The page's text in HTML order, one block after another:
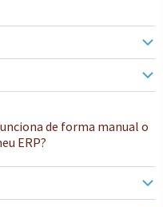
de forma manual o
ERP?